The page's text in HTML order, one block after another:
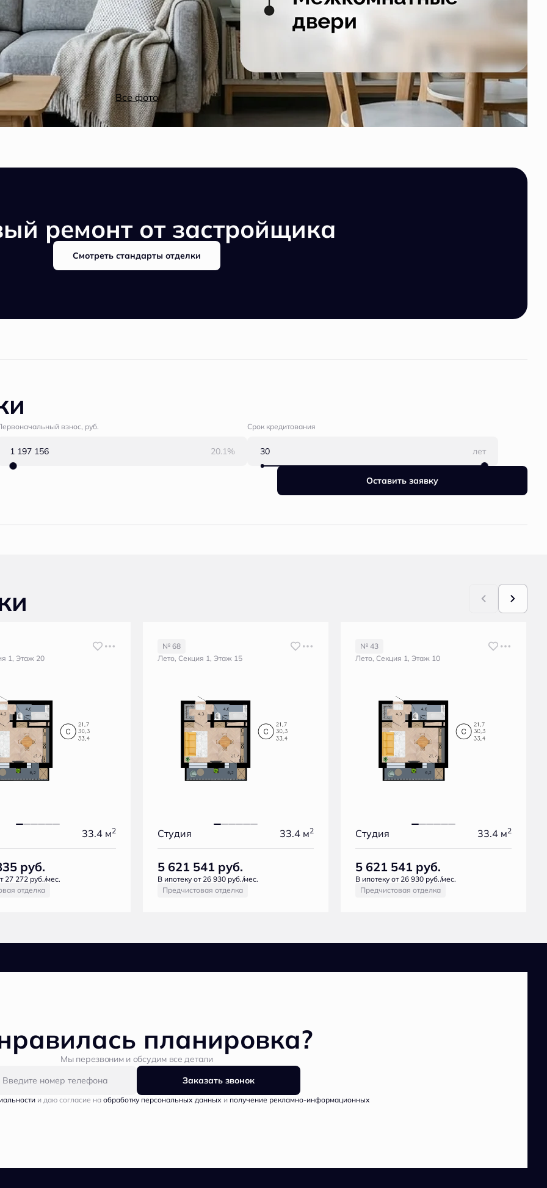
Все фото
ремонт от застройщика
Смотреть стандарты отделки
взнос, руб.
20.1%
Срок кредитования
лет
Оставить заявку
1, Этаж 20
33.4 м2
руб.
27 272 руб./мес.
отделка
№ 68
Лето, Секция 1, Этаж 15
Студия 33.4 м2
5 621 541 руб.
В ипотеку от 26 930 руб./мес.
Предчистовая отделка
№ 43
Лето, Секция 1, Этаж 10
Студия 33.4 м2
5 621 541 руб.
В ипотеку от 26 930 руб./мес.
Предчистовая отделка
планировка?
Мы перезвоним и обсудим все детали
Заказать звонок
и даю согласие на обработку персональных данных и получение рекламно-информационных